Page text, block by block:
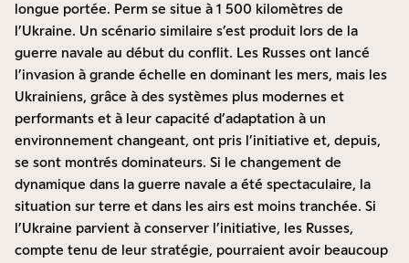
longue portée. Perm se situe à 1 500 kilomètres de
l’Ukraine. Un scénario similaire s’est produit lors de la
guerre navale au début du conflit. Les Russes ont lancé
l’invasion à grande échelle en dominant les mers, mais les
Ukrainiens, grâce à des systèmes plus modernes et
performants et à leur capacité d’adaptation à un
environnement changeant, ont pris l’initiative et, depuis,
se sont montrés dominateurs. Si le changement de
dynamique dans la guerre navale a été spectaculaire, la
situation sur terre et dans les airs est moins tranchée. Si
l’Ukraine parvient à conserver l’initiative, les Russes,
compte tenu de leur stratégie, pourraient avoir beaucoup